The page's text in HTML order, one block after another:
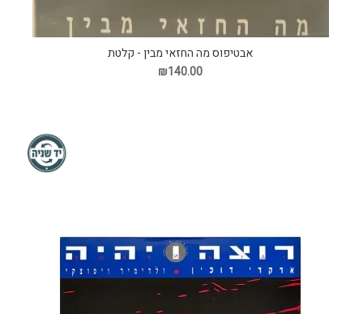
אבטיפוס מה החזאי מבין - קלטת
₪140.00